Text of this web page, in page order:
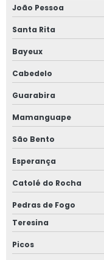
João Pessoa
Santa Rita
Bayeux
Cabedelo
Guarabira
Mamanguape
São Bento
Esperança
Catolé do Rocha
Pedras de Fogo
Teresina
Picos